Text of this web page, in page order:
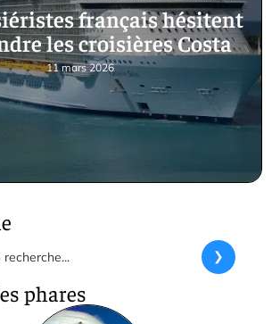
français hésitent
les croisières Costa
11 mars 2026
phares